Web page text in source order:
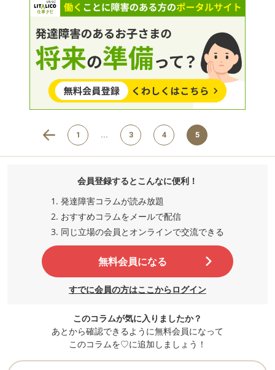
1 ... 3 4 5
会員登録するとこんなに便利！
発達障害コラムが読み放題
おすすめコラムをメールで配信
同じ立場の会員とオンラインで交流できる
無料会員になる
すでに会員の方はここからログイン
このコラムが気に入りましたか？
あとから確認できるように無料会員になって
このコラムを♡に追加しましょう！